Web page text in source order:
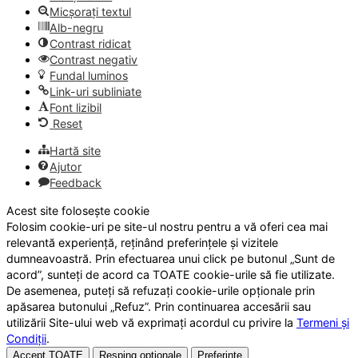
Micșorați textul
Alb-negru
Contrast ridicat
Contrast negativ
Fundal luminos
Link-uri subliniate
Font lizibil
Reset
Hartă site
Ajutor
Feedback
Acest site folosește cookie
Folosim cookie-uri pe site-ul nostru pentru a vă oferi cea mai
relevantă experiență, reținând preferințele și vizitele
dumneavoastră. Prin efectuarea unui click pe butonul „Sunt de
acord”, sunteți de acord ca TOATE cookie-urile să fie utilizate.
De asemenea, puteți să refuzați cookie-urile opționale prin
apăsarea butonului „Refuz”. Prin continuarea accesării sau
utilizării Site-ului web vă exprimați acordul cu privire la Termeni și
Condiții.
Accept TOATE Resping opționale Preferințe